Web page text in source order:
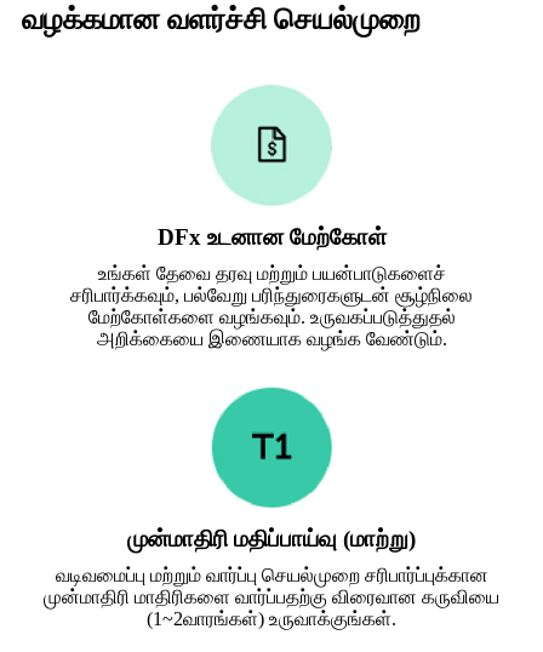
வழக்கமான வளர்ச்சி செயல்முறை
DFx உடனான மேற்கோள்
உங்கள் தேவை தரவு மற்றும் பயன்பாடுகளைச்
சரிபார்க்கவும், பல்வேறு பரிந்துரைகளுடன் சூழ்நிலை
மேற்கோள்களை வழங்கவும். உருவகப்படுத்துதல்
அறிக்கையை இணையாக வழங்க வேண்டும்.
முன்மாதிரி மதிப்பாய்வு (மாற்று)
வடிவமைப்பு மற்றும் வார்ப்பு செயல்முறை சரிபார்ப்புக்கான
முன்மாதிரி மாதிரிகளை வார்ப்பதற்கு விரைவான கருவியை
(1~2வாரங்கள்) உருவாக்குங்கள்.